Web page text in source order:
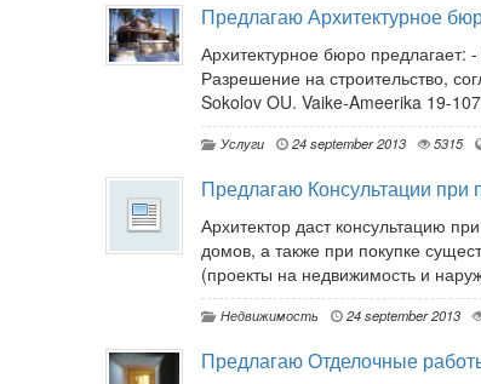
Предлагаю Архитектурное
Архитектурное бюро
Разрешение на строительство,
Sokolov OU. Vaike-Ameerika 19-
Услуги 24 september 2013 5315
Предлагаю Консультации при
Архитектор даст консультацию
домов, а также при покупке
(проекты на недвижимость и
Недвижимость 24 september 2013
Предлагаю Отделочные